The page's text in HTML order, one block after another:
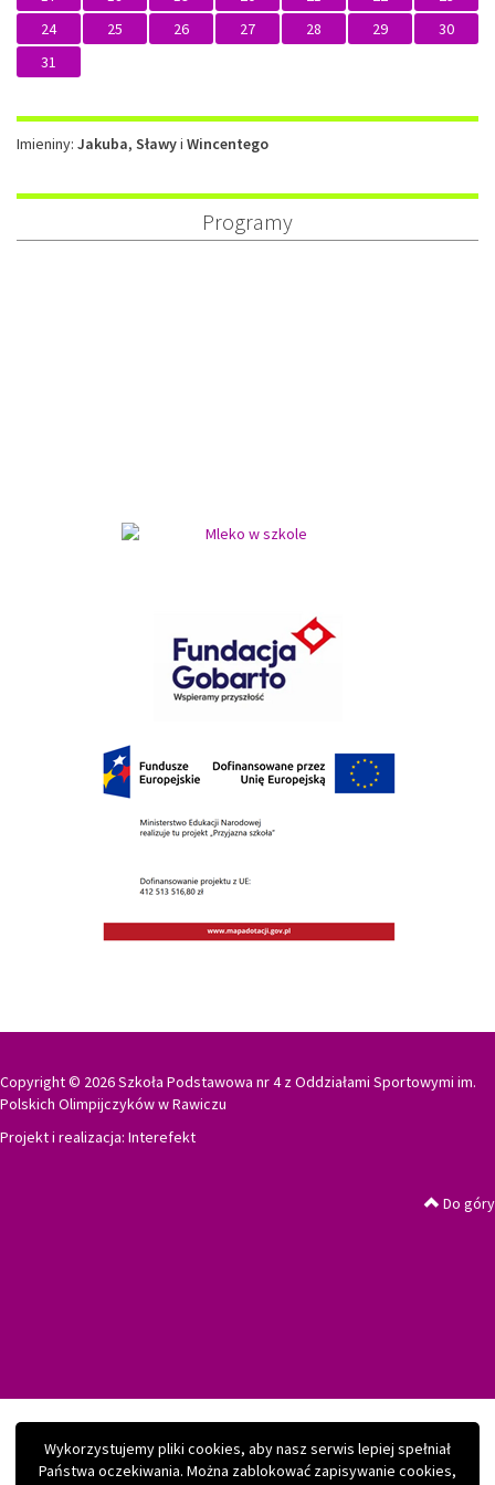
Wykorzystujemy pliki cookies, aby nasz serwis lepiej spełniał
Państwa oczekiwania. Można zablokować zapisywanie cookies,
24
25 26 27 28 29
30
31
Imieniny
Imieniny: Jakuba, Sławyi Wincentego
Programy
Copyright © 2026 Szkoła Podstawowa nr 4 z Oddziałami Sportowymi im.
Polskich Olimpijczyków w Rawiczu
Projekt i realizacja: Interefekt
Do góry